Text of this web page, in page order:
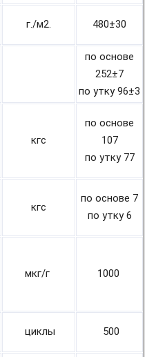
г./м2. 480±30
по основе
252±7
по утку 96±3
кгс
по основе
107
по утку 77
кгс
по основе 7
по утку 6
мкг/г 1000
циклы 500